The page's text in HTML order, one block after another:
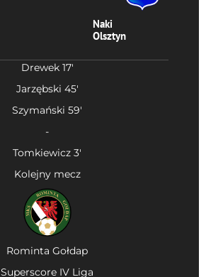
Naki
Olsztyn
Drewek 17'
Jarzębski 45'
Szymański 59'
-
Tomkiewicz 3'
Kolejny mecz
Rominta Gołdap
Superscore IV Liga